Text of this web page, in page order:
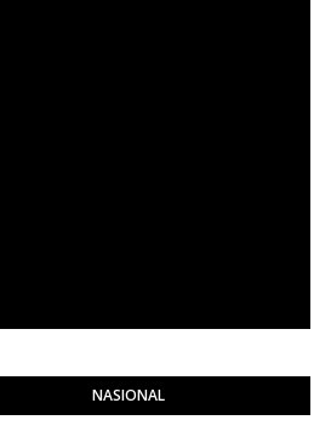
NASIONAL